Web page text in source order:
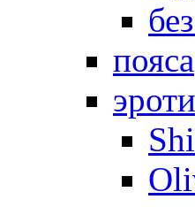
пояса